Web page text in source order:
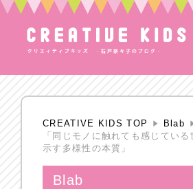
CREATIVE KIDS TOP Blab
「同じモノに触れても感じてい
示す多様性の本質」
Blab